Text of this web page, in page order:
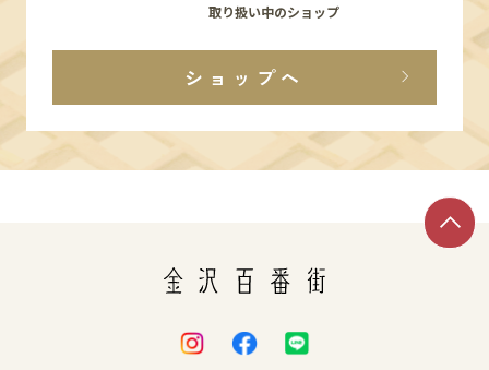
館内サービス
施設からのお知らせ
スタッフ募集
取り扱い中のショップ
ショップへ